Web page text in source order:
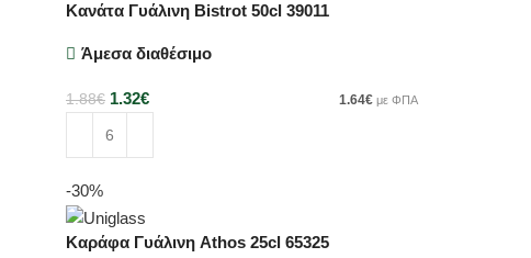
-30%
Κανάτα Γυάλινη Bistrot 50cl 39011
Άμεσα διαθέσιμο
1.88€ 1.32€ 1.64€ με ΦΠΑ
Προσθήκη στο καλάθι
Καράφα Γυάλινη Athos 25cl 65325